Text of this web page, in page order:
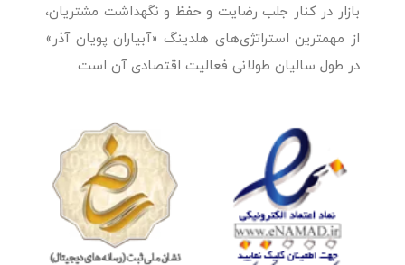
بازار در کنار جلب رضایت و حفظ و نگهداشت مشتریان،
از مهمترین استراتژی‌های هلدینگ «آبیاران پویان آذر»
در طول سالیان طولانی فعالیت اقتصادی آن است.